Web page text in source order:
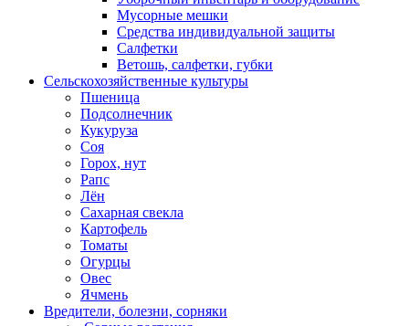
Мусорные мешки
Средства индивидуальной защиты
Салфетки
Ветошь, салфетки, губки
Сельскохозяйственные культуры
Пшеница
Подсолнечник
Кукуруза
Соя
Горох, нут
Рапс
Лён
Сахарная свекла
Картофель
Томаты
Огурцы
Овес
Ячмень
Вредители, болезни, сорняки